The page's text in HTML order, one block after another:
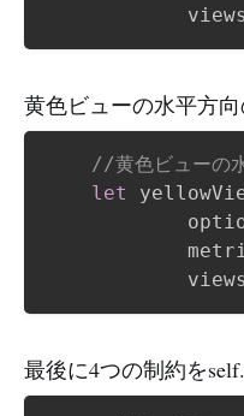
            views
黄色ビューの水平方向
//黄色ビューの
let
            views
最後に4つの制約を